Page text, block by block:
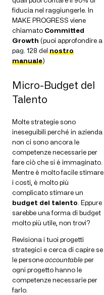
fiducia nel raggiungerle. In
MAKE PROGRESS viene
chiamato Committed
Growth (puoi approfondire a
pag. 128 del nostro
manuale)
Micro-Budget del
Talento
Molte strategie sono
ineseguibili perché in azienda
non ci sono ancora le
competenze necessarie per
fare ciò che si è immaginato.
Mentre è molto facile stimare
i costi, è molto più
complicato stimare un
budget del talento. Eppure
sarebbe una forma di budget
molto più utile, non trovi?
Revisiona i tuoi progetti
strategici e cerca di capire se
le personeaccountableper
ogni progetto hanno le
competenze necessarie per
farlo.